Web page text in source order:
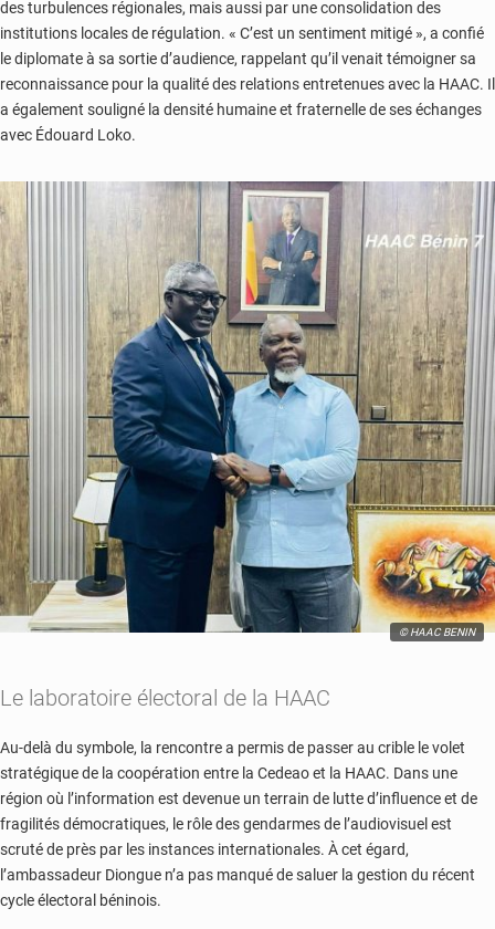
des turbulences régionales, mais aussi par une consolidation des
institutions locales de régulation. « C’est un sentiment mitigé », a confié
le diplomate à sa sortie d’audience, rappelant qu’il venait témoigner sa
reconnaissance pour la qualité des relations entretenues avec la HAAC. Il
a également souligné la densité humaine et fraternelle de ses échanges
avec Édouard Loko.
© HAAC BENIN
Le laboratoire électoral de la HAAC
Au-delà du symbole, la rencontre a permis de passer au crible le volet
stratégique de la coopération entre la Cedeao et la HAAC. Dans une
région où l’information est devenue un terrain de lutte d’influence et de
fragilités démocratiques, le rôle des gendarmes de l’audiovisuel est
scruté de près par les instances internationales. À cet égard,
l’ambassadeur Diongue n’a pas manqué de saluer la gestion du récent
cycle électoral béninois.